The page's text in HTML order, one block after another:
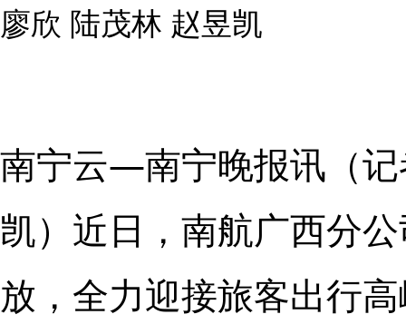
廖欣 陆茂林 赵昱凯
南宁云—南宁晚报讯（
凯）近日，南航广西分
放，全力迎接旅客出行